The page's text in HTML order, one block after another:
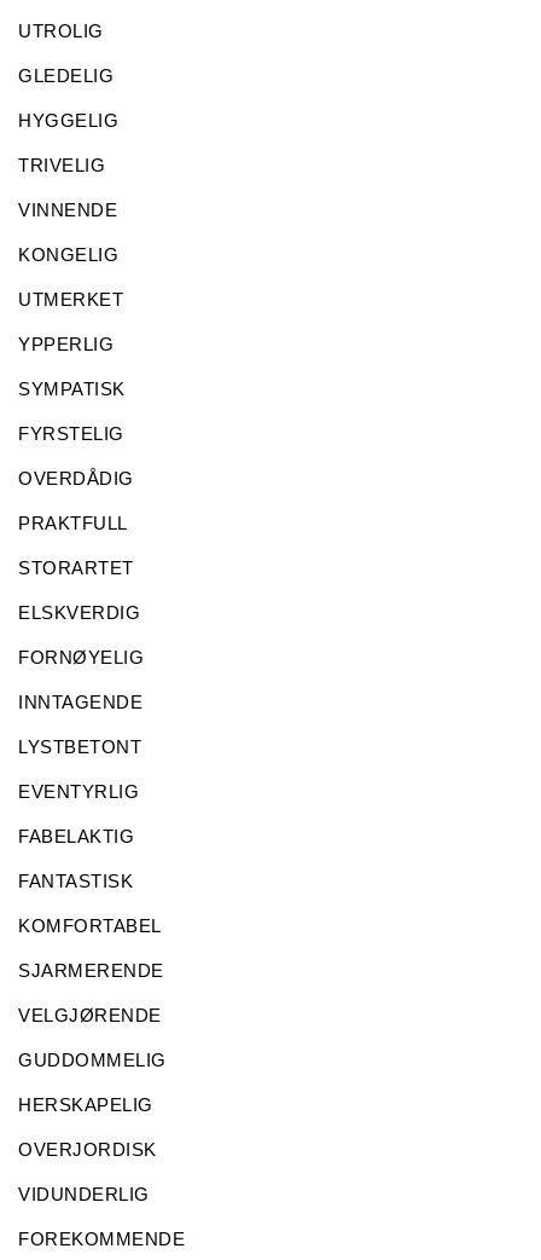
UTROLIG
GLEDELIG
HYGGELIG
TRIVELIG
VINNENDE
KONGELIG
UTMERKET
YPPERLIG
SYMPATISK
FYRSTELIG
OVERDÅDIG
PRAKTFULL
STORARTET
ELSKVERDIG
FORNØYELIG
INNTAGENDE
LYSTBETONT
EVENTYRLIG
FABELAKTIG
FANTASTISK
KOMFORTABEL
SJARMERENDE
VELGJØRENDE
GUDDOMMELIG
HERSKAPELIG
OVERJORDISK
VIDUNDERLIG
FOREKOMMENDE